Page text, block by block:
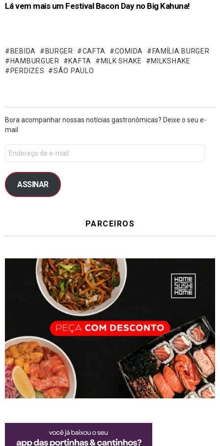
Lá vem mais um Festival Bacon Day no Big Kahuna!
BEBIDA BURGER CAFTA COMIDA
FAMÍLIA BURGER
HAMBURGUER
KAFTA MILK SHAKE
MILKSHAKE
PERDIZES
SÃO PAULO
Bora acompanhar nossas notícias gastronômicas? Deixe o seu e-
mail
ASSINAR
PARCEIROS